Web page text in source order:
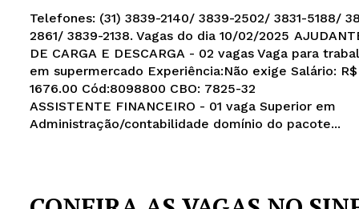
Telefones: (31) 3839-2140/ 3839-2502/ 3831-5188/
2861/ 3839-2138. Vagas do dia 10/02/2025 AJUDANTE
DE CARGA E DESCARGA - 02 vagas Vaga para
em supermercado Experiência:Não exige Salário: R$
1676.00 Cód:8098800 CBO: 7825-32
ASSISTENTE FINANCEIRO - 01 vaga Superior em
Administração/contabilidade domínio do pacote...